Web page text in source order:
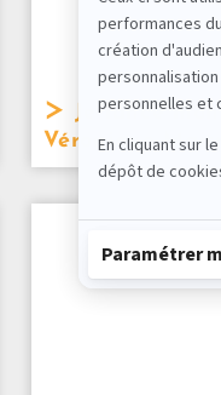
Je lance
Véronique